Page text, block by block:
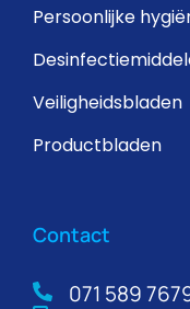
Persoonlijke
Veiligheidsbladen
Productbladen
Contact
071 589